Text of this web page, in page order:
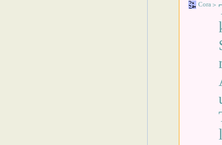
Cora＞